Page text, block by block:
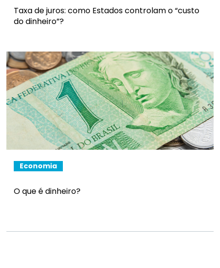
Taxa de juros: como Estados controlam o “custo
do dinheiro”?
Economia
O que é dinheiro?